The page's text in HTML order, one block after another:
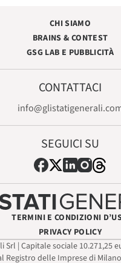
CHI SIAMO
BRAINS & CONTEST
GSG LAB E PUBBLICITÀ
CONTATTACI
SEGUICI SU
TERMINI E CONDIZIONI
PRIVACY POLICY
Srl | Capitale sociale 10.271,25
Registro delle Imprese di